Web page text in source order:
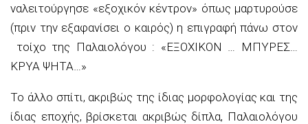
ναλειτούργησε «εξοχικόν κέντρον» όπως μαρτυρούσε
(πριν την εξαφανίσει ο καιρός) η επιγραφή πάνω στον
τοίχο της Παλαιολόγου : «ΕΞΟΧΙΚΟΝ … ΜΠΥΡΕΣ…
ΚΡΥΑ ΨΗΤΑ…»
Το άλλο σπίτι, ακριβώς της ίδιας μορφολογίας και της
ίδιας εποχής, βρίσκεται ακριβώς δίπλα, Παλαιολόγου